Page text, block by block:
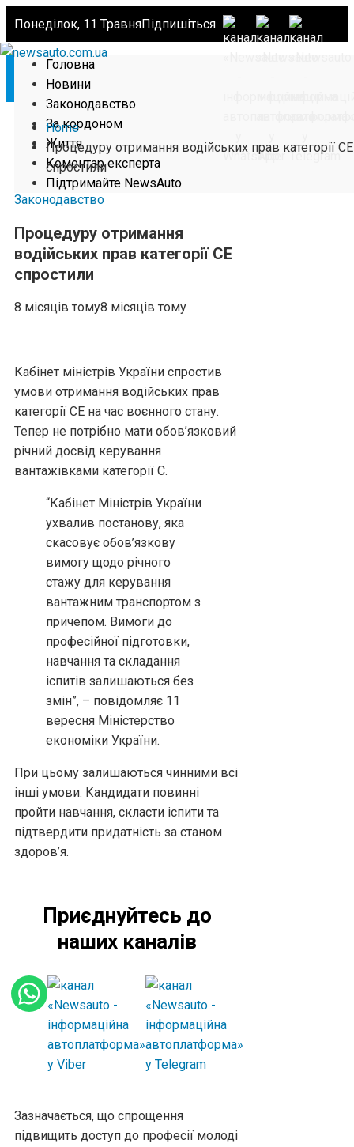
Понеділок, 11 ТравняПідпишіться
Головна
Новини
Законодавство
За кордоном
Життя
Коментар експерта
Підтримайте NewsAuto
Home
Процедуру отримання водійських прав категорії СЕ
спростили
Законодавство
Процедуру отримання
водійських прав категорії СЕ
спростили
8 місяців тому8 місяців тому
Кабінет міністрів України спростив
умови отримання водійських прав
категорії СЕ на час воєнного стану.
Тепер не потрібно мати обов’язковий
річний досвід керування
вантажівками категорії С.
“Кабінет Міністрів України
ухвалив постанову, яка
скасовує обов’язкову
вимогу щодо річного
стажу для керування
вантажним транспортом з
причепом. Вимоги до
професійної підготовки,
навчання та складання
іспитів залишаються без
змін”, – повідомляє 11
вересня Міністерство
економіки України.
При цьому залишаються чинними всі
інші умови. Кандидати повинні
пройти навчання, скласти іспити та
підтвердити придатність за станом
здоров’я.
Приєднуйтесь до
наших каналів
Зазначається, що спрощення
підвищить доступ до професії молоді